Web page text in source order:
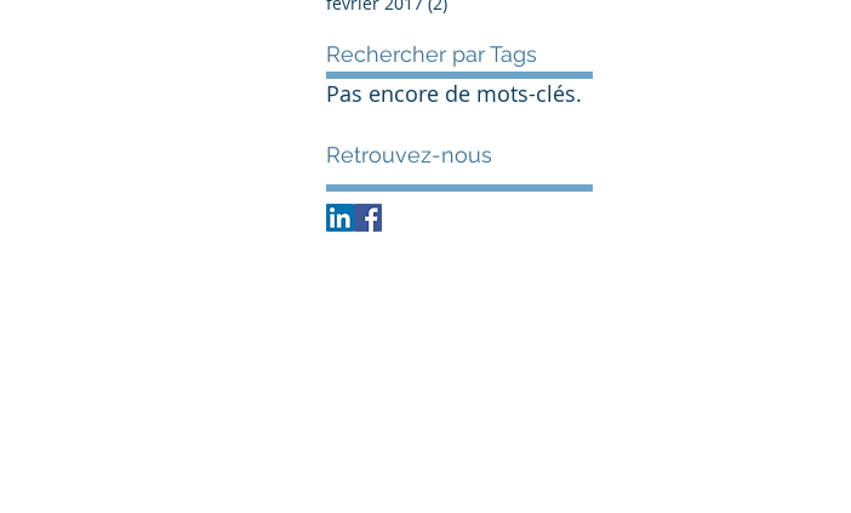
Rechercher par Tags
Pas encore de mots-clés.
Retrouvez-nous